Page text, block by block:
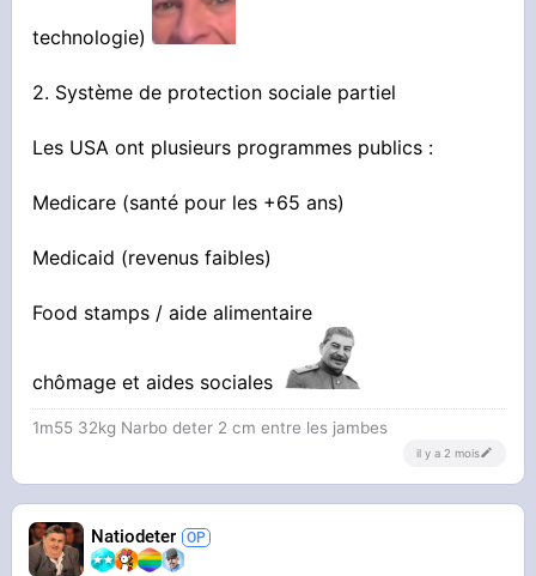
technologie)
2. Système de protection sociale partiel
Les USA ont plusieurs programmes publics :
Medicare (santé pour les +65 ans)
Medicaid (revenus faibles)
Food stamps / aide alimentaire
chômage et aides sociales
1m55 32kg Narbo deter 2 cm entre les jambes
il y a 2 mois
Natiodeter